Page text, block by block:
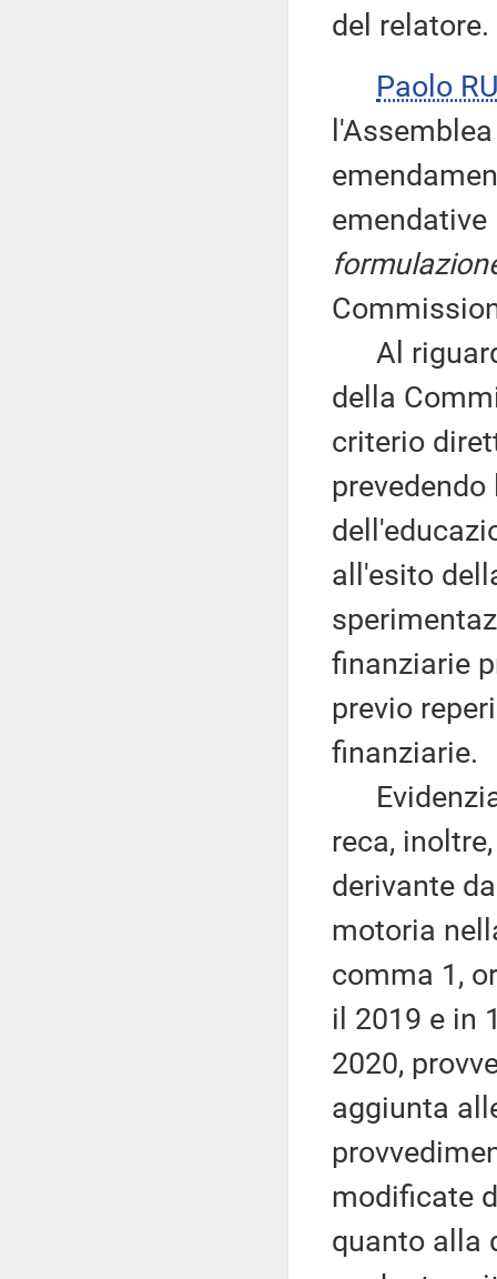
del relatore.
Paolo
Al
della
criterio
all'esito
finanziarie
previo
finanziarie.
Evidenzia
reca,
derivante
motoria
comma 1,
il 2019 e in
2020,
aggiunta
modificate
quanto alla